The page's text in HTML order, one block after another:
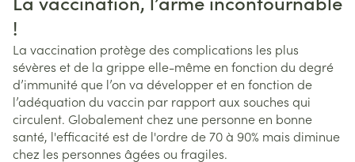
!
La vaccination protège des complications les plus
sévères et de la grippe elle-même en fonction du degré
d’immunité que l’on va développer et en fonction de
l’adéquation du vaccin par rapport aux souches qui
circulent. Globalement chez une personne en bonne
santé, l'efficacité est de l'ordre de 70 à 90% mais diminue
chez les personnes âgées ou fragiles.